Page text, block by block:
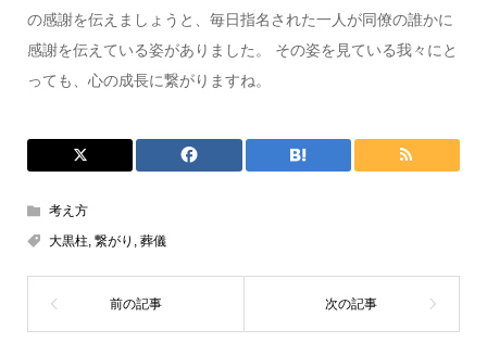
の感謝を伝えましょうと、毎日指名された一人が同僚の誰かに
感謝を伝えている姿がありました。 その姿を見ている我々にと
っても、心の成長に繋がりますね。
考え方
大黒柱, 繋がり , 葬儀